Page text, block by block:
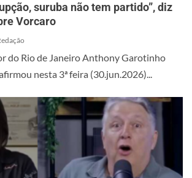
suruba não tem partido”, diz
Vorcaro
do Rio de Janeiro Anthony Garotinho
nesta 3ª feira (30.jun.2026)...